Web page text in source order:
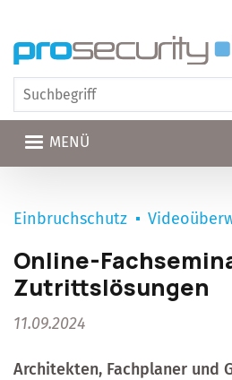
MENÜ
Einbruchschutz
Online-
Zutrittslösungen
11.09.2024
Architekten, Fachplaner und